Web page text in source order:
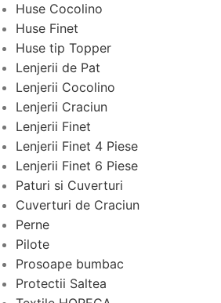
Huse Cocolino
Huse Finet
Huse tip Topper
Lenjerii de Pat
Lenjerii Cocolino
Lenjerii Craciun
Lenjerii Finet
Lenjerii Finet 4 Piese
Lenjerii Finet 6 Piese
Paturi si Cuverturi
Cuverturi de Craciun
Perne
Pilote
Prosoape bumbac
Protectii Saltea